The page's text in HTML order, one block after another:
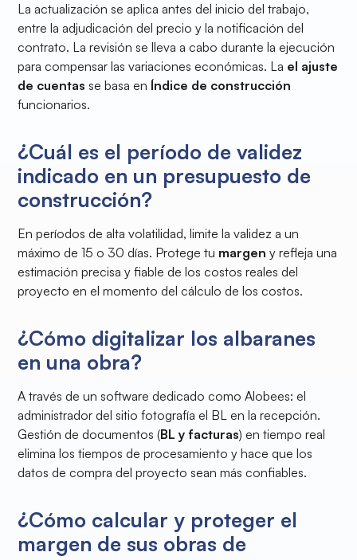
La actualización se aplica antes del inicio del trabajo,
entre la adjudicación del precio y la notificación del
contrato. La revisión se lleva a cabo durante la ejecución
para compensar las variaciones económicas. La el ajuste
de cuentas se basa en Índice de construcción
funcionarios.
¿Cuál es el período de validez
indicado en un presupuesto de
construcción?
En períodos de alta volatilidad, limite la validez a un
máximo de 15 o 30 días. Protege tu margen y refleja una
estimación precisa y fiable de los costos reales del
proyecto en el momento del cálculo de los costos.
¿Cómo digitalizar los albaranes
en una obra?
A través de un software dedicado como Alobees: el
administrador del sitio fotografía el BL en la recepción.
Gestión de documentos (BL y facturas) en tiempo real
elimina los tiempos de procesamiento y hace que los
datos de compra del proyecto sean más confiables.
¿Cómo calcular y proteger el
margen de sus obras de